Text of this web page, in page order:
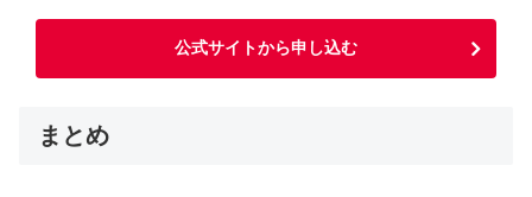
公式サイトから申し込む
まとめ